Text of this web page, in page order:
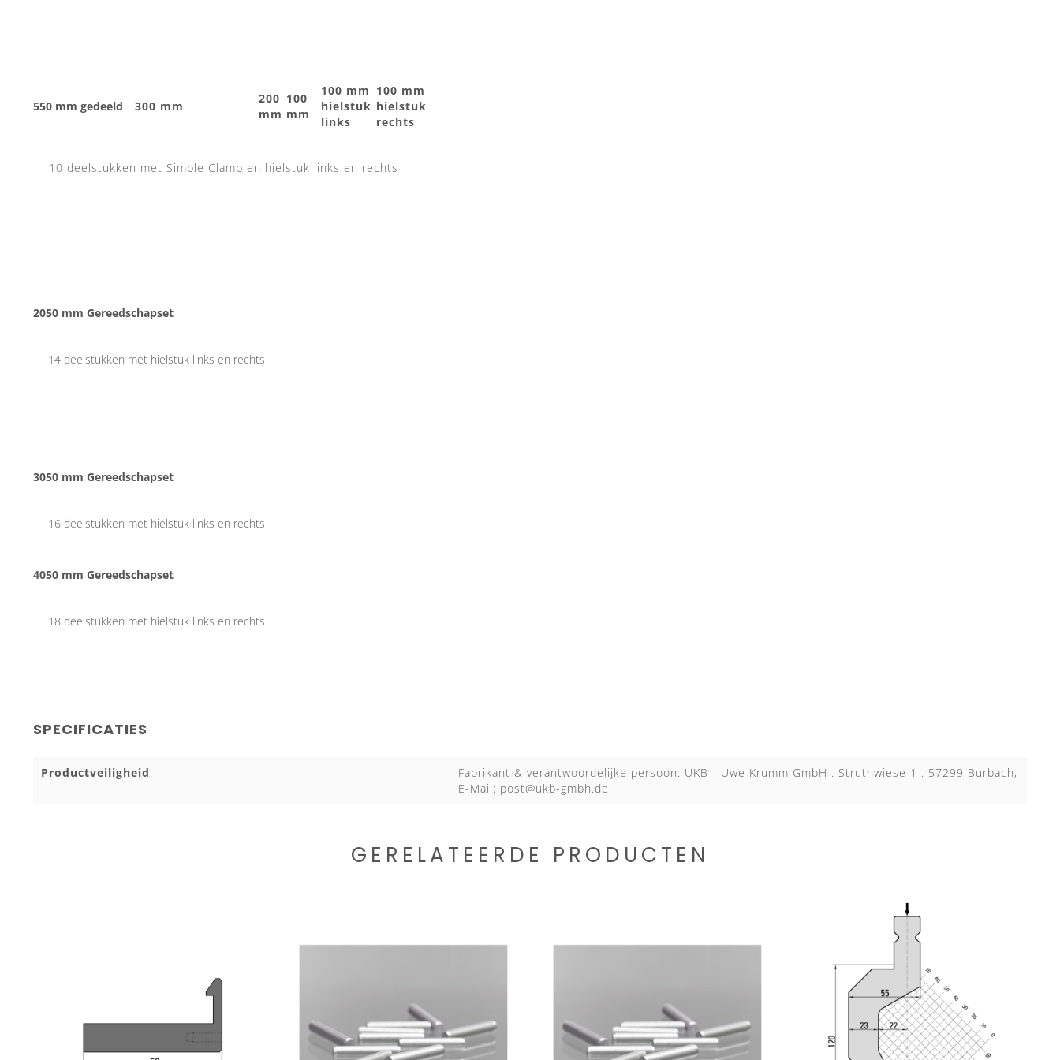
550 mm gedeeld 300 mm
200
mm
100
mm
100 mm
hielstuk
links
100 mm
hielstuk
rechts
10 deelstukken met Simple Clamp en hielstuk links en rechts
2050 mm Gereedschapset
14 deelstukken met hielstuk links en rechts
3050 mm Gereedschapset
16 deelstukken met hielstuk links en rechts
4050 mm Gereedschapset
18 deelstukken met hielstuk links en rechts
SPECIFICATIES
Productveiligheid
Fabrikant & verantwoordelijke persoon: UKB - Uwe Krumm GmbH . Struthwiese 1 . 57299 Burbach,
E-Mail: post@ukb-gmbh.de
GERELATEERDE PRODUCTEN